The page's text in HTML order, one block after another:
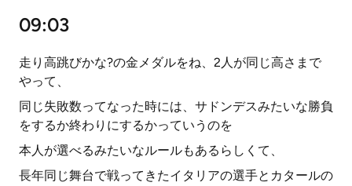
09:03
走り高跳びかな?の金メダルをね、2人が同じ高さまで
やって、
同じ失敗数ってなった時には、サドンデスみたいな勝負
をするか終わりにするかっていうのを
本人が選べるみたいなルールもあるらしくて、
長年同じ舞台で戦ってきたイタリアの選手とカタールの